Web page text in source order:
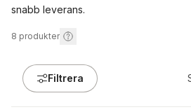
snabb leverans.
8 produkter
Filtrera